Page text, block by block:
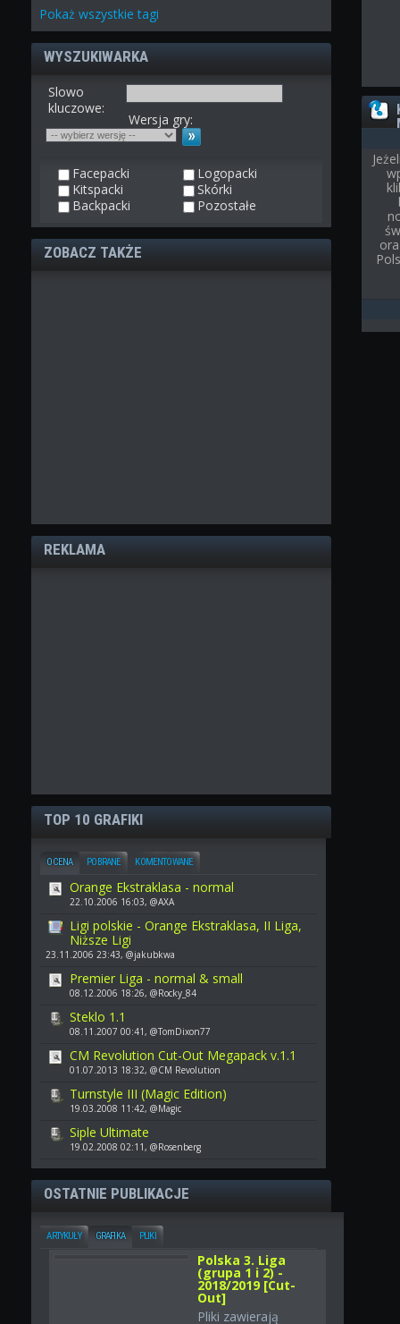
Pokażwszystkie tagi
WYSZUKIWARKA
Slowo
kluczowe:
Wersja gry:
Facepacki
Logopacki
Kitspacki
Skórki
Backpacki
Pozostałe
ZOBACZ TAKŻE
REKLAMA
TOP 10 GRAFIKI
OCENA POBRANE KOMENTOWANE
Orange Ekstraklasa - normal
22.10.2006 16:03, @AXA
Ligi polskie - Orange Ekstraklasa, II Liga,
Niższe Ligi
23.11.2006 23:43, @jakubkwa
Premier Liga - normal & small
08.12.2006 18:26, @Rocky_84
Steklo 1.1
08.11.2007 00:41, @TomDixon77
CM Revolution Cut-Out Megapack v.1.1
01.07.2013 18:32, @CM Revolution
Turnstyle III (Magic Edition)
19.03.2008 11:42, @Magic
Siple Ultimate
19.02.2008 02:11, @Rosenberg
OSTATNIE PUBLIKACJE
ARTYKUŁY GRAFIKA PLIKI
Polska 3. Liga
(grupa 1 i 2) -
2018/2019 [Cut-
Out]
Pliki zawierają